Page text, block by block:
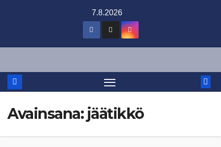
7.8.2026
Avainsana: jäätikkö